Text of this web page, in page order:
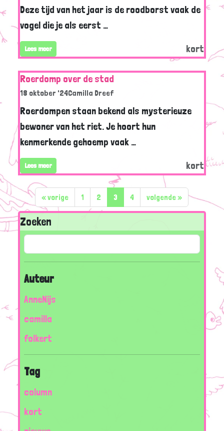
Deze tijd van het jaar is de roodborst vaak de
vogel die je als eerst …
Lees meer kort
Roerdomp over de stad
18 oktober '24Camilla Dreef
Roerdompen staan bekend als mysterieuze
bewoner van het riet. Je hoort hun
kenmerkende gehoemp vaak …
Lees meer kort
«vorige 1 2 3 4 volgende»
Zoeken
Auteur
AnneNijs
camilla
folkert
Tag
column
kort